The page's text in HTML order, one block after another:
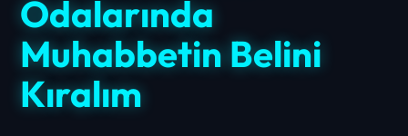
Odalarında
Muhabbetin Belini
Kıralım